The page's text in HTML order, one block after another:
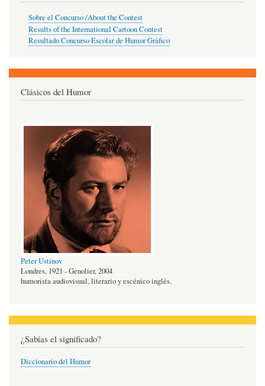
Sobre el Concurso /About the Contest
Results of the International Cartoon Contest
Resultado Concurso Escolar de Humor Gráfico
Clásicos del Humor
Peter Ustinov
Londres, 1921 - Genolier, 2004
humorista audiovisual, literario y escénico inglés.
¿Sabías el significado?
Diccionario del Humor